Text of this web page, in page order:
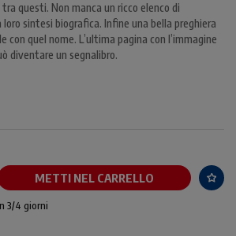
questi. Non manca un ricco elenco di
loro sintesi biografica. Infine una bella preghiera
con quel nome. L’ultima pagina con l’immagine
diventare un segnalibro.
METTI NEL CARRELLO
3/4 giorni